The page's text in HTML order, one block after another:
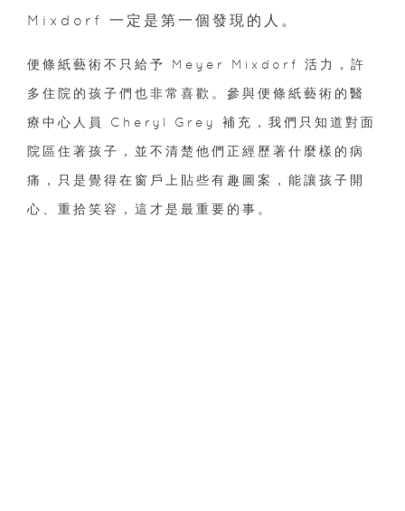
Mixdorf 一定是第一個發現的人。
便條紙藝術不只給予 Meyer Mixdorf 活力，許
多住院的孩子們也非常喜歡。參與便條紙藝術的醫
療中心人員 Cheryl Grey 補充，我們只知道對面
院區住著孩子，並不清楚他們正經歷著什麼樣的病
痛，只是覺得在窗戶上貼些有趣圖案，能讓孩子開
心、重拾笑容，這才是最重要的事。